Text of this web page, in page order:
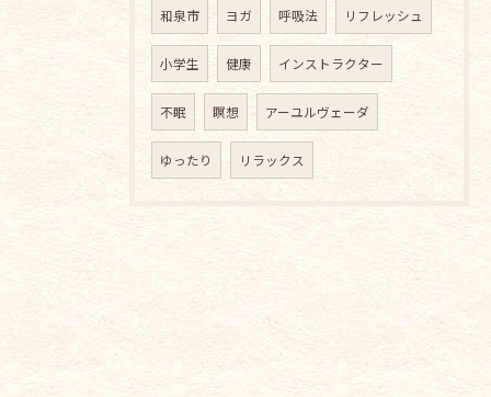
和泉市 ヨガ 呼吸法 リフレッシュ
小学生 健康 インストラクター
不眠 瞑想 アーユルヴェーダ
ゆったり リラックス